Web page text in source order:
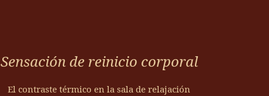
Sensación de reinicio corporal
El contraste térmico en la sala de relajación